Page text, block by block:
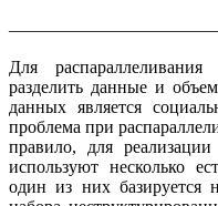
Для
разделить данные и
данных является
проблема при
правило, для
используют несколько
один из них базируется